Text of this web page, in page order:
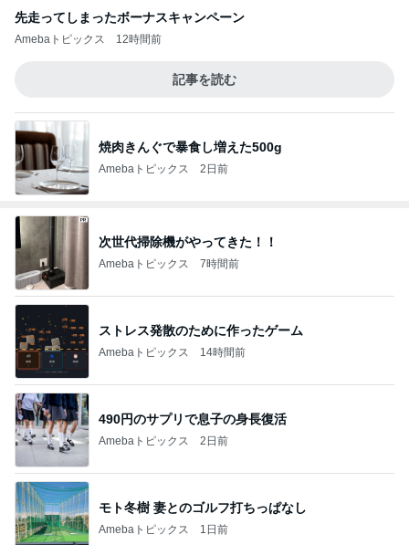
先走ってしまったボーナスキャンペーン
Amebaトピックス 12時間前
記事を読む
焼肉きんぐで暴食し増えた500g
Amebaトピックス 2日前
次世代掃除機がやってきた！！
Amebaトピックス 7時間前
ストレス発散のために作ったゲーム
Amebaトピックス 14時間前
490円のサプリで息子の身長復活
Amebaトピックス 2日前
モト冬樹 妻とのゴルフ打ちっぱなし
Amebaトピックス 1日前